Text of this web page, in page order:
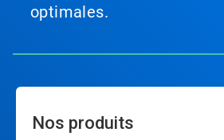
optimales.
Nos produits